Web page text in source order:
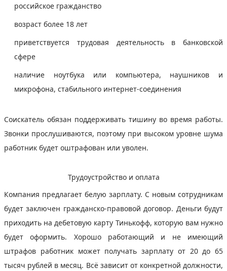
российское гражданство
возраст более 18 лет
приветствуется трудовая деятельность в банковской
сфере
наличие ноутбука или компьютера, наушников и
микрофона, стабильного интернет-соединения
Соискатель обязан поддерживать тишину во время работы.
Звонки прослушиваются, поэтому при высоком уровне шума
работник будет оштрафован или уволен.
Трудоустройство и оплата
Компания предлагает белую зарплату. С новым сотрудникам
будет заключен гражданско-правовой договор. Деньги будут
приходить на дебетовую карту Тинькофф, которую вам нужно
будет оформить. Хорошо работающий и не имеющий
штрафов работник может получать зарплату от 20 до 65
тысяч рублей в месяц. Всё зависит от конкретной должности,